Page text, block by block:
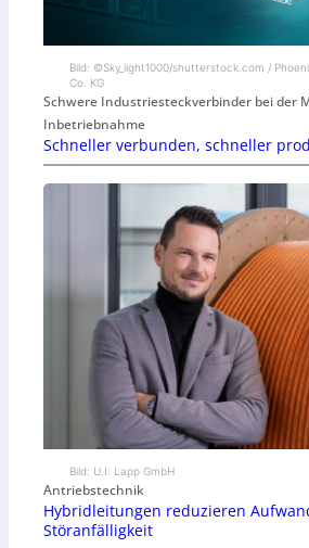
Bild: ©Sky_light1000/shutterstock.com /
Co. KG
Schwere Industriesteckverbinder bei der
Inbetriebnahme
Schneller verbunden, schneller
Bild: U.I. Lapp GmbH
Antriebstechnik
Hybridleitungen reduzieren
Störanfälligkeit